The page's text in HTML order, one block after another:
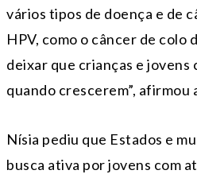
vários tipos de doença e de
HPV, como o câncer de colo
deixar que crianças e jovens
quando crescerem”, afirmou
Nísia pediu que Estados e
busca ativa por jovens com